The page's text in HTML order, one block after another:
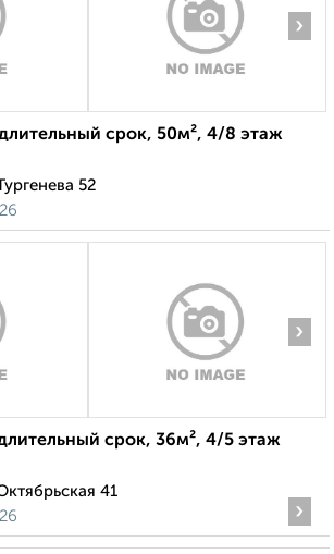
›
срок, 50м², 4/8 этаж
52
›
срок, 36м², 4/5 этаж
41
›